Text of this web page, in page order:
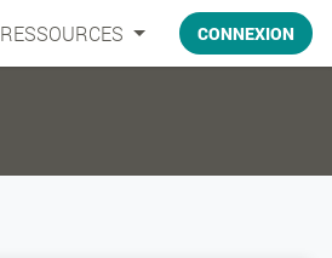
RESSOURCES CONNEXION